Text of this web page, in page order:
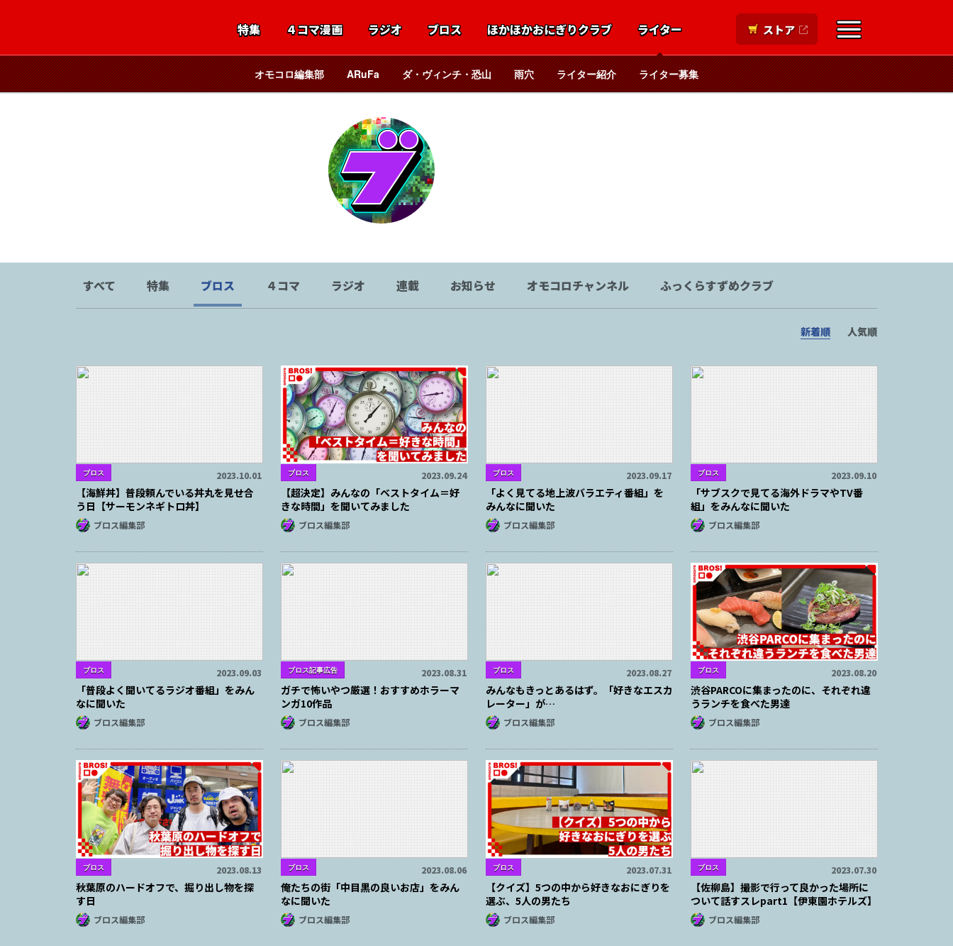
特集 ４コマ漫画 ラジオ ブロス ほかほかおにぎりクラブ ライター ストア
オモコロ編集部 ARuFa ダ・ヴィンチ・恐山 雨穴 ライター紹介 ライター募集
すべて 特集 ブロス ４コマ ラジオ 連載 お知らせ オモコロチャンネル ふっくらすずめクラブ
新着順 人気順
ブロス 2023.10.01
【海鮮丼】普段頼んでいる丼丸を見せ合
う日【サーモンネギトロ丼】
ブロス編集部
ブロス 2023.09.24
【超決定】みんなの「ベストタイム＝好
きな時間」を聞いてみました
ブロス編集部
ブロス 2023.09.17
「よく見てる地上波バラエティ番組」を
みんなに聞いた
ブロス編集部
ブロス 2023.09.10
「サブスクで見てる海外ドラマやTV番
組」をみんなに聞いた
ブロス編集部
ブロス 2023.09.03
「普段よく聞いてるラジオ番組」をみん
なに聞いた
ブロス編集部
ブロス記事広告 2023.08.31
ガチで怖いやつ厳選！おすすめホラーマ
ンガ10作品
ブロス編集部
ブロス 2023.08.27
みんなもきっとあるはず。「好きなエスカ
レーター」が…
ブロス編集部
ブロス 2023.08.20
渋谷PARCOに集まったのに、それぞれ違
うランチを食べた男達
ブロス編集部
ブロス 2023.08.13
秋葉原のハードオフで、掘り出し物を探
す日
ブロス編集部
ブロス 2023.08.06
俺たちの街「中目黒の良いお店」をみん
なに聞いた
ブロス編集部
ブロス 2023.07.31
【クイズ】5つの中から好きなおにぎりを
選ぶ、5人の男たち
ブロス編集部
ブロス 2023.07.30
【佐柳島】撮影で行って良かった場所に
ついて話すスレpart1【伊東園ホテルズ】
ブロス編集部